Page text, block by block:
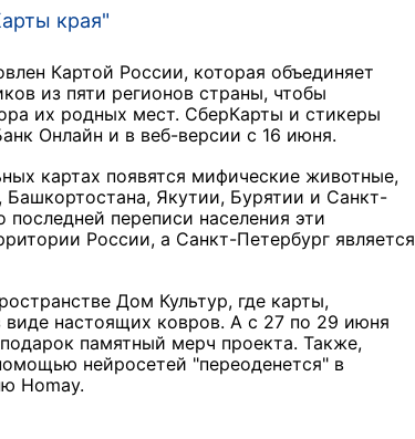
края"
Картой России, которая объединяет
из пяти регионов страны, чтобы
их родных мест. СберКарты и стикеры
Онлайн и в веб-версии с 16 июня.
картах появятся мифические животные,
Якутии, Бурятии и Санкт-
переписи населения эти
России, а Санкт-Петербург является
Дом Культур, где карты,
настоящих ковров. А с 27 по 29 июня
памятный мерч проекта. Также,
нейросетей "переоденется" в
Homay.